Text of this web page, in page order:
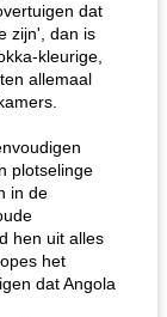
dat
zijn', dan is
kleurige,
allemaal
plotselinge
in de
hen uit alles
het
dat Angola